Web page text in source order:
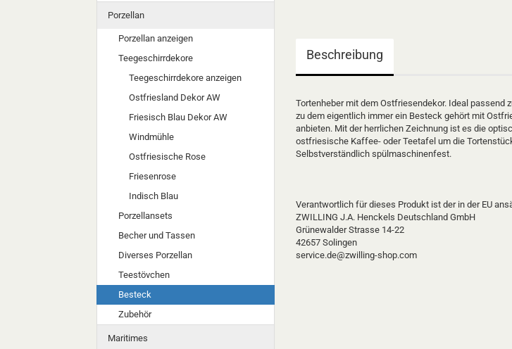
Beschreibung
Tortenheber mit dem Ostfriesendekor. Ideal passend
zu dem eigentlich immer ein Besteck gehört mit
anbieten. Mit der herrlichen Zeichnung ist es die
ostfriesische Kaffee- oder Teetafel um die
Selbstverständlich spülmaschinenfest.
Verantwortlich für dieses Produkt ist der in der EU
ZWILLING J.A. Henckels Deutschland GmbH
Grünewalder Strasse 14-22
42657 Solingen
service.de@zwilling-shop.com
Porzellan
Porzellan anzeigen
Teegeschirrdekore
Teegeschirrdekore anzeigen
Ostfriesland Dekor AW
Friesisch Blau Dekor AW
Windmühle
Ostfriesische Rose
Friesenrose
Indisch Blau
Porzellansets
Becher und Tassen
Diverses Porzellan
Teestövchen
Besteck
Zubehör
Maritimes